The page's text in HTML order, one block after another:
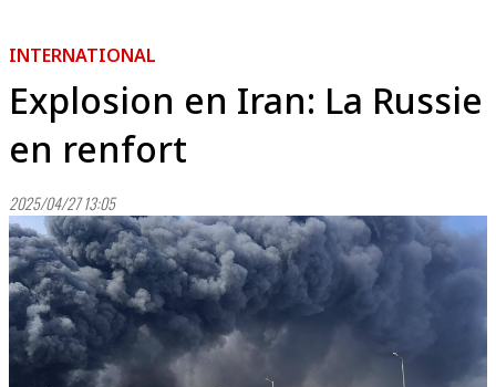
INTERNATIONAL
Explosion en Iran: La Russie
en renfort
2025/04/27 13:05